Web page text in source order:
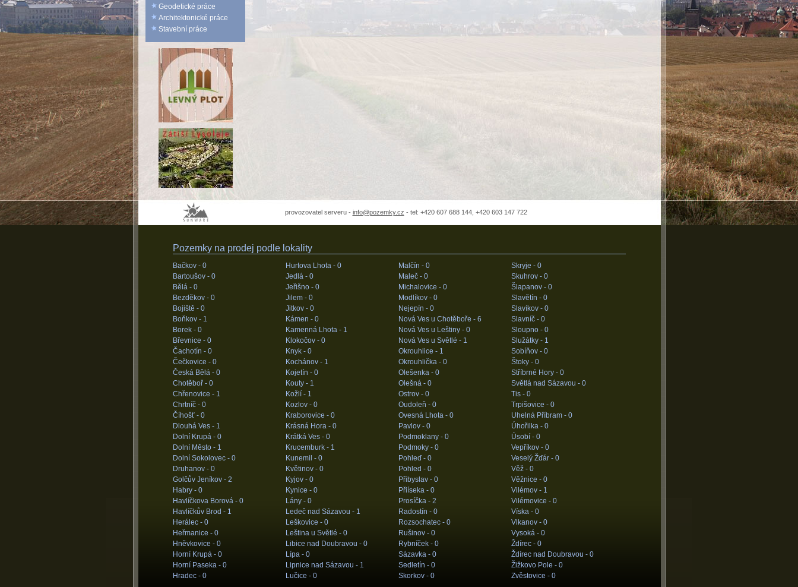
Geodetické práce
Architektonické práce
Stavební práce
provozovatel serveru - info@pozemky.cz - tel: +420 607 688 144, +420 603 147 722
Pozemky na prodej podle lokality
Bačkov - 0
Bartoušov - 0
Bělá - 0
Bezděkov - 0
Bojiště - 0
Boňkov - 1
Borek - 0
Břevnice - 0
Čachotín - 0
Čečkovice - 0
Česká Bělá - 0
Chotěboř - 0
Chřenovice - 1
Chrtníč - 0
Číhošť - 0
Dlouhá Ves - 1
Dolní Krupá - 0
Dolní Město - 1
Dolní Sokolovec - 0
Druhanov - 0
Golčův Jeníkov - 2
Habry - 0
Havlíčkova Borová - 0
Havlíčkův Brod - 1
Herálec - 0
Heřmanice - 0
Hněvkovice - 0
Horní Krupá - 0
Horní Paseka - 0
Hradec - 0
Hurtova Lhota - 0
Jedlá - 0
Jeřišno - 0
Jilem - 0
Jitkov - 0
Kámen - 0
Kamenná Lhota - 1
Klokočov - 0
Knyk - 0
Kochánov - 1
Kojetín - 0
Kouty - 1
Kožlí - 1
Kozlov - 0
Kraborovice - 0
Krásná Hora - 0
Krátká Ves - 0
Krucemburk - 1
Kunemil - 0
Květinov - 0
Kyjov - 0
Kynice - 0
Lány - 0
Ledeč nad Sázavou - 1
Leškovice - 0
Leština u Světlé - 0
Libice nad Doubravou - 0
Lípa - 0
Lipnice nad Sázavou - 1
Lučice - 0
Malčín - 0
Maleč - 0
Michalovice - 0
Modlíkov - 0
Nejepín - 0
Nová Ves u Chotěboře - 6
Nová Ves u Leštiny - 0
Nová Ves u Světlé - 1
Okrouhlice - 1
Okrouhlička - 0
Olešenka - 0
Olešná - 0
Ostrov - 0
Oudoleň - 0
Ovesná Lhota - 0
Pavlov - 0
Podmoklany - 0
Podmoky - 0
Pohleď - 0
Pohled - 0
Přibyslav - 0
Přiíseka - 0
Prosíčka - 2
Radostín - 0
Rozsochatec - 0
Rušinov - 0
Rybníček - 0
Sázavka - 0
Sedletín - 0
Skorkov - 0
Skryje - 0
Skuhrov - 0
Šlapanov - 0
Slavětín - 0
Slavíkov - 0
Slavníč - 0
Sloupno - 0
Služátky - 1
Sobíňov - 0
Štoky - 0
Stříbrné Hory - 0
Světlá nad Sázavou - 0
Tis - 0
Trpišovice - 0
Uhelná Příbram - 0
Úhořilka - 0
Úsobí - 0
Vepříkov - 0
Veselý Žďár - 0
Věž - 0
Věžnice - 0
Vilémov - 1
Vilémovice - 0
Víska - 0
Vlkanov - 0
Vysoká - 0
Ždírec - 0
Ždírec nad Doubravou - 0
Žižkovo Pole - 0
Zvěstovice - 0